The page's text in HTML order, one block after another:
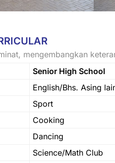
mengembangkan
Senior High School
English/Bhs. Asing
Sport
Cooking
Dancing
Science/Math Club